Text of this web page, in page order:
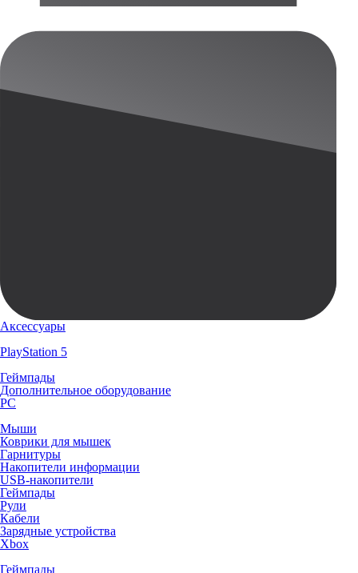
Аксессуары
PlayStation 5
Геймпады
Дополнительное оборудование
PC
Мыши
Коврики для мышек
Гарнитуры
Накопители информации
USB-накопители
Геймпады
Рули
Кабели
Зарядные устройства
Xbox
Геймпады